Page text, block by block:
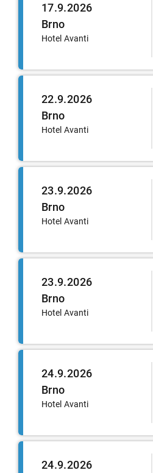
17.9.2026
Brno
Hotel Avanti
22.9.2026
Brno
Hotel Avanti
23.9.2026
Brno
Hotel Avanti
23.9.2026
Brno
Hotel Avanti
24.9.2026
Brno
Hotel Avanti
24.9.2026